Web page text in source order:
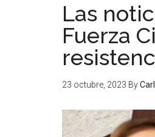
Las
Fuerza
23 octubre, 2023 By